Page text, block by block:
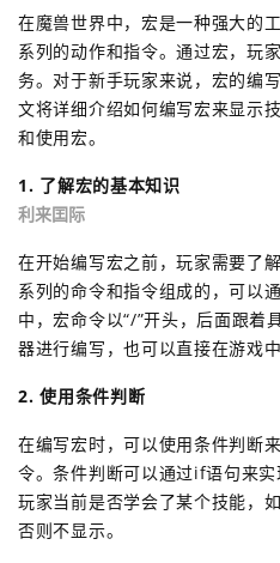
在魔兽世界中，宏是一种强大的
系列的动作和指令。通过宏，玩
务。对于新手玩家来说，宏的编
文将详细介绍如何编写宏来显示
和使用宏。
1. 了解宏的基本知识
利来囯际
在开始编写宏之前，玩家需要了
系列的命令和指令组成的，可以
中，宏命令以“/”开头，后面跟着
器进行编写，也可以直接在游戏
2. 使用条件判断
在编写宏时，可以使用条件判断
令。条件判断可以通过if语句来
玩家当前是否学会了某个技能，
否则不显示。